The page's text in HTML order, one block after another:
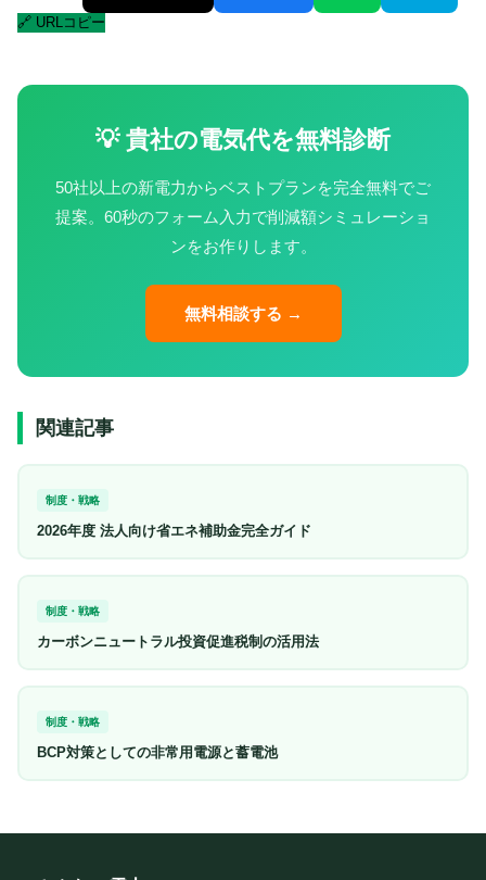
🔗 URLコピー
💡 貴社の電気代を無料診断
50社以上の新電力からベストプランを完全無料でご
提案。60秒のフォーム入力で削減額シミュレーショ
ンをお作りします。
無料相談する →
関連記事
制度・戦略
2026年度 法人向け省エネ補助金完全ガイド
制度・戦略
カーボンニュートラル投資促進税制の活用法
制度・戦略
BCP対策としての非常用電源と蓄電池